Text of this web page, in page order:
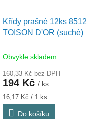
Křídy prašné 12ks 8512
TOISON D'OR (suché)
Obvykle skladem
160,33 Kč bez DPH
194 Kč / ks
Měrná
cena:
16,17 Kč / 1 ks
Do košíku